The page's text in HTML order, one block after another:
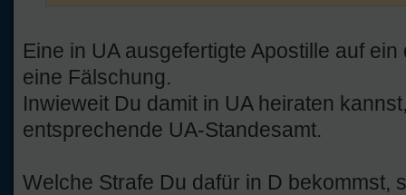
Eine in UA ausgefertigte Apostille auf
eine Fälschung.
Inwieweit Du damit in UA heiraten
entsprechende UA-Standesamt.
Welche Strafe Du dafür in D bekommst,